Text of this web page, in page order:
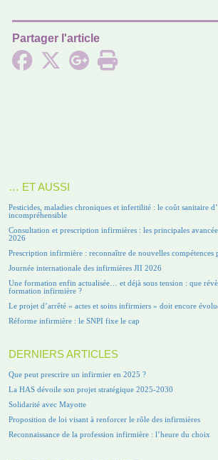
Partager l'article
… ET AUSSI
Pesticides, maladies chroniques et infertilité : le coût sanitaire
incompréhensible
Consultation et prescription infirmières : les principales
2026
Prescription infirmière : reconnaître de nouvelles
Journée internationale des infirmières JII 2026
Une formation enfin actualisée… et déjà sous tension : que
formation infirmière ?
Le projet d’arrêté « actes et soins infirmiers » doit encore
Réforme infirmière : le SNPI fixe le cap
DERNIERS ARTICLES
Que peut prescrire un infirmier en 2025 ?
La HAS dévoile son projet stratégique 2025-2030
Solidarité avec Mayotte
Proposition de loi visant à renforcer le rôle des infirmières
Reconnaissance de la profession infirmière : l’heure du choix